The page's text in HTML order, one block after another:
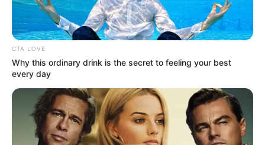
Related Articles
અમદાવાદમાં મેયરને જોતા જ 3 દિવસથી પાણીમાં
2 Weeks Ago
‘વિદ્યાર્થીઓને મારવાનો આદેશ કોણે આપ્યો, પેલેટ
ગનનો ઉપયોગ કરવાની મંજુરી કોણે આપી? રાહુલ
ગાંધીએ અમિત શાહને પત્ર લખ્યો
2 Weeks Ago
CTA LOVE
Why this ordinary drink is the secret to feeling your best
every day